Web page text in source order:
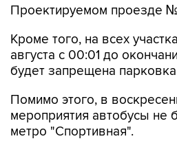
Проектируемом проезде
Кроме того, на всех
августа с 00:01 до
будет запрещена
Помимо этого, в
мероприятия автобусы не
метро "Спортивная".